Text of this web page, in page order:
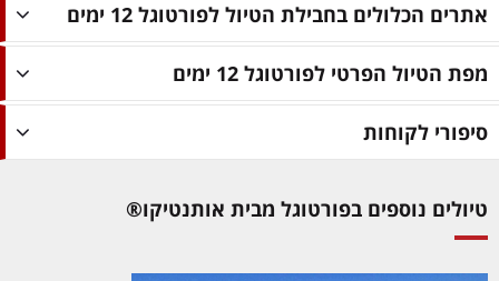
אתרים הכלולים בחבילת הטיול לפורטוגל 12 ימים
מפת הטיול הפרטי לפורטוגל 12 ימים
סיפורי לקוחות
טיולים נוספים בפורטוגל מבית אותנטיקו®